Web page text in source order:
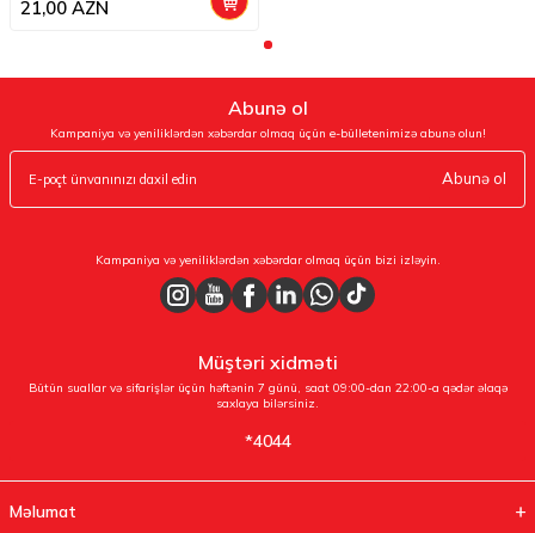
21,00 AZN
Abunə ol
Kampaniya və yeniliklərdən xəbərdar olmaq üçün e-bülletenimizə abunə olun!
Abunə ol
Kampaniya və yeniliklərdən xəbərdar olmaq üçün bizi izləyin.
Müştəri xidməti
Bütün suallar və sifarişlər üçün həftənin 7 günü, saat 09:00-dan 22:00-a qədər əlaqə
saxlaya bilərsiniz.
*4044
Məlumat